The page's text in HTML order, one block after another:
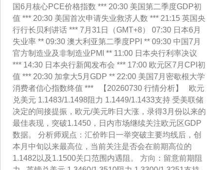
国6月核心PCE价格指数 *** 20:30 美国第二季度GDP初
值 *** 20:30 美国首次申请失业救济人数 *** 21:15 英国央
行行长贝利讲话 *** 7月31日（GMT+8） 07:30 日本6月
失业率 ** 09:30 澳大利亚第二季度PPI ** 09:30 中国7月
官方制造业及非制造业PMI ** 11:00 日本央行利率决议
*** 14:30 日本央行新闻发布会 *** 17:00 欧元区7月CPI初
值 *** 20:30 加拿大5月GDP ** 22:00 美国7月密歇根大学
消费者信心指数终值 *** 【20260730 行情分析】 欧元
兑美元 1.1483/1.1498阻力 1.1449/1.1433支持 受美联储
决定的间接提振，欧元/美元昨日大涨，录得3月份以来的
最佳表现，突破1.1450，日内市场继续关注欧元区GDP
数据。 分析师观点：汇价昨日一举突破主要均线后，创
本月中旬以来最高位，当前关注是否会在前期高位的
1.1482以及1.1500关口范围内遇阻。 方向：留意前期阻